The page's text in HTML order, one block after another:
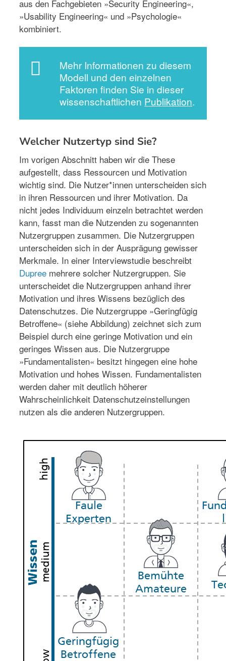
aus den Fachgebieten »Security Engineering«,
»Usability Engineering« und »Psychologie«
kombiniert.
Mehr Informationen zu diesem
Modell und den einzelnen
Faktoren finden Sie in dieser
wissenschaftlichen Publikation.
Welcher Nutzertyp sind Sie?
Im vorigen Abschnitt haben wir die These
aufgestellt, dass Ressourcen und Motivation
wichtig sind. Die Nutzer*innen unterscheiden sich
in ihren Ressourcen und ihrer Motivation. Da
nicht jedes Individuum einzeln betrachtet werden
kann, fasst man die Nutzenden zu sogenannten
Nutzergruppen zusammen. Die Nutzergruppen
unterscheiden sich in der Ausprägung gewisser
Merkmale. In einer Interviewstudie beschreibt
Dupree mehrere solcher Nutzergruppen. Sie
unterscheidet die Nutzergruppen anhand ihrer
Motivation und ihres Wissens bezüglich des
Datenschutzes. Die Nutzergruppe »Geringfügig
Betroffene« (siehe Abbildung) zeichnet sich zum
Beispiel durch eine geringe Motivation und ein
geringes Wissen aus. Die Nutzergruppe
»Fundamentalisten« besitzt hingegen eine hohe
Motivation und hohes Wissen. Fundamentalisten
werden daher mit deutlich höherer
Wahrscheinlichkeit Datenschutzeinstellungen
nutzen als die anderen Nutzergruppen.